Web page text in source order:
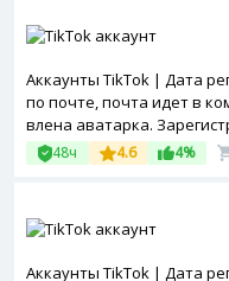
Аккаунты TikTok | Дата
по почте, почта идет в
влена аватарка.
48ч 4.6 4%
Аккаунты TikTok | Дата